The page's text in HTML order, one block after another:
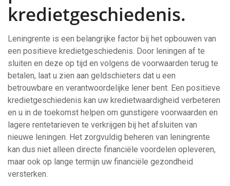
kredietgeschiedenis.
Leningrente is een belangrijke factor bij het opbouwen van
een positieve kredietgeschiedenis. Door leningen af te
sluiten en deze op tijd en volgens de voorwaarden terug te
betalen, laat u zien aan geldschieters dat u een
betrouwbare en verantwoordelijke lener bent. Een positieve
kredietgeschiedenis kan uw kredietwaardigheid verbeteren
en u in de toekomst helpen om gunstigere voorwaarden en
lagere rentetarieven te verkrijgen bij het afsluiten van
nieuwe leningen. Het zorgvuldig beheren van leningrente
kan dus niet alleen directe financiële voordelen opleveren,
maar ook op lange termijn uw financiële gezondheid
versterken.